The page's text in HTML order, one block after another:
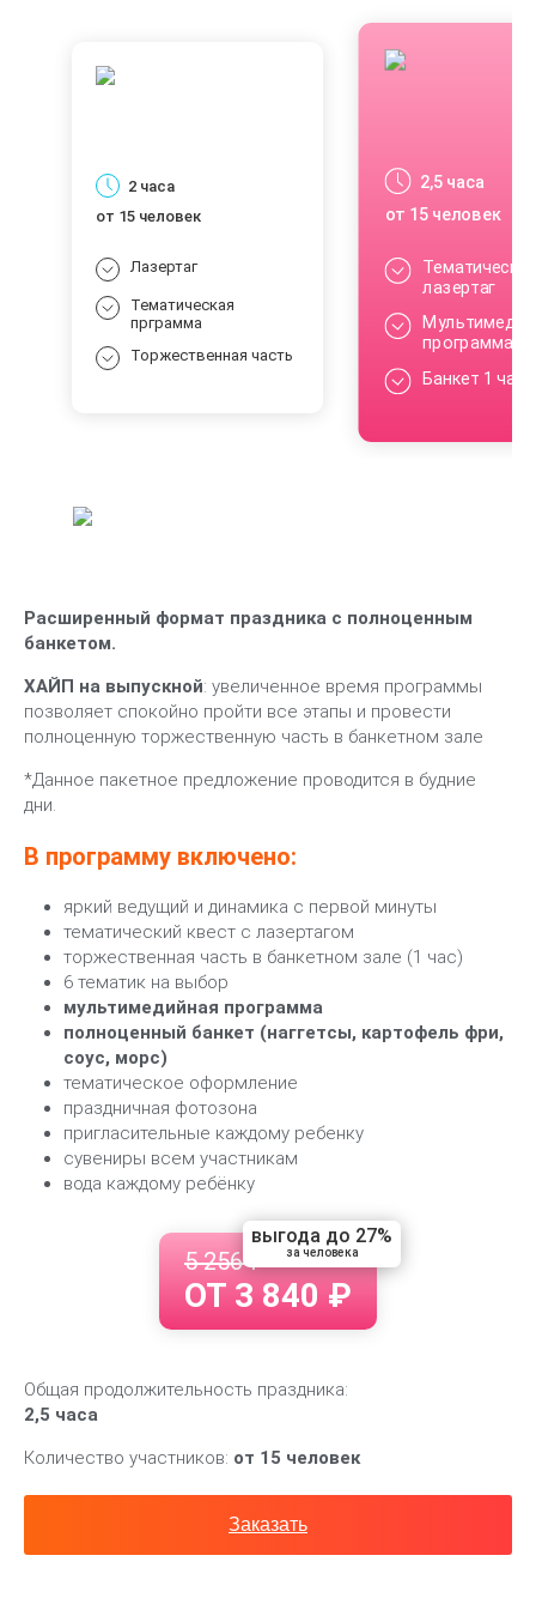
2 часа
от 15 человек
Лазертаг
Тематическая
прграмма
Торжественная часть
2,5 часа
от 15 человек
лазертаг
программа
Банкет 1 час
Расширенный формат праздника с полноценным
банкетом.
ХАЙП на выпускной: увеличенное время программы
позволяет спокойно пройти все этапы и провести
полноценную торжественную часть в банкетном зале
*Данное пакетное предложение проводится в будние
дни.
В программу включено:
яркий ведущий и динамика с первой минуты
тематический квест с лазертагом
торжественная часть в банкетном зале (1 час)
6 тематик на выбор
мультимедийная программа
полноценный банкет (наггетсы, картофель фри,
соус, морс)
тематическое оформление
праздничная фотозона
пригласительные каждому ребенку
сувениры всем участникам
вода каждому ребёнку
выгода до 27%
за человека
5 256 ₽
ОТ 3 840 ₽
Общая продолжительность праздника:
2,5 часа
Количество участников: от 15 человек
Заказать